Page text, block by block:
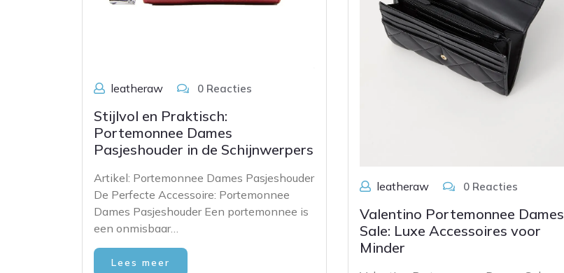
leatheraw 0 Reacties
Stijlvol en Praktisch:
Portemonnee Dames
Pasjeshouder in de Schijnwerpers
Artikel: Portemonnee Dames Pasjeshouder
De Perfecte Accessoire: Portemonnee
Dames Pasjeshouder Een portemonnee is
een onmisbaar…
Lees meer
leatheraw 0 Reacties
Valentino Portemonnee Dames
Sale: Luxe Accessoires voor
Minder